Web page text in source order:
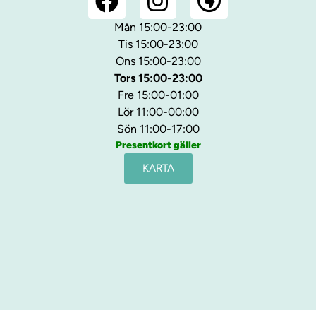
Mån 15:00-23:00
Tis 15:00-23:00
Ons 15:00-23:00
Tors 15:00-23:00
Fre 15:00-01:00
Lör 11:00-00:00
Sön 11:00-17:00
Presentkort gäller
KARTA